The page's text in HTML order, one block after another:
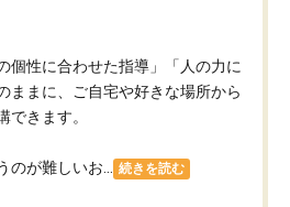
個性に合わせた指導」「人の力に
ままに、ご自宅や好きな場所から
できます。
が難しいお... 続きを読む